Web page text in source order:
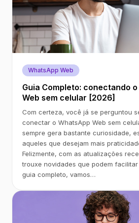
WhatsApp Web
Guia Completo: conectando
Web sem celular [2026]
Com certeza, você já se perguntou
conectar o WhatsApp Web sem
sempre gera bastante curiosidade,
aqueles que desejam mais
Felizmente, com as atualizações
trouxe novidades que podem facilitar
guia completo, vamos…